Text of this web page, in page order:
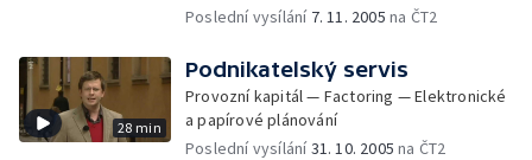
Poslední vysílání 7. 11. 2005 na ČT2
28 min
Podnikatelský servis
Provozní kapitál — Factoring — Elektronické
a papírové plánování
Poslední vysílání31. 10. 2005 na ČT2